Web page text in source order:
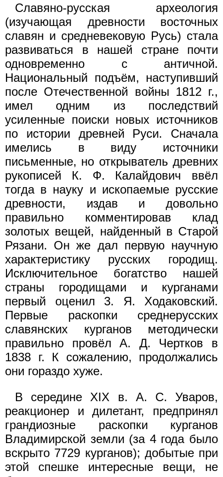
Славяно-русская археология
(изучающая древности восточных
славян и средневековую Русь) стала
развиваться в нашей стране почти
одновременно с античной.
Национальный подъём, наступивший
после Отечественной войны 1812 г.,
имел одним из последствий
усиленные поиски новых источников
по истории древней Руси. Сначала
имелись в виду источники
письменные, но открыватель древних
рукописей К. Ф. Калайдович ввёл
тогда в науку и ископаемые русские
древности, издав и довольно
правильно комментировав клад
золотых вещей, найденный в Старой
Рязани. Он же дал первую научную
характеристику русских городищ.
Исключительное богатство нашей
страны городищами и курганами
первый оценил 3. Я. Ходаковский.
Первые раскопки среднерусских
славянских курганов методически
правильно провёл А. Д. Чертков в
1838 г. К сожалению, продолжались
они гораздо хуже.
В середине XIX в. А. С. Уваров,
реакционер и дилетант, предпринял
грандиозные раскопки курганов
Владимирской земли (за 4 года было
вскрыто 7729 курганов); добытые при
этой спешке интересные вещи, не